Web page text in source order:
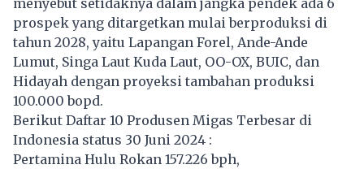
prospek yang ditargetkan mulai berproduksi di
tahun 2028, yaitu Lapangan Forel, Ande-Ande
Lumut, Singa Laut Kuda Laut, OO-OX, BUIC, dan
Hidayah dengan proyeksi tambahan produksi
100.000 bopd.
Berikut Daftar 10 Produsen Migas Terbesar di
Indonesia status 30 Juni 2024 :
Pertamina Hulu Rokan 157.226 bph,